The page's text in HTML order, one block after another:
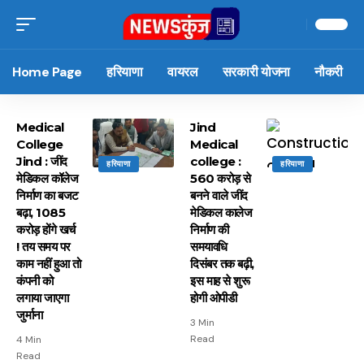
Home Page हरियाणा वायरल सरकारी योजना नौकरी
हरियाणा
Medical
College
Jind : जींद
मेडिकल कॉलेज
निर्माण का बजट
बढ़ा, 1085
करोड़ होंगे खर्च
! तय समय पर
काम नहीं हुआ तो
कंपनी को
लगाया जाएगा
जुर्माना
4 Min
Read
हरियाणा
Jind
Medical
college :
560 करोड़ से
बनने वाले जींद
मेडिकल कालेज
निर्माण की
समयावधि
दिसंबर तक बढ़ी,
इस माह से शुरू
होगी ओपीडी
3 Min
Read